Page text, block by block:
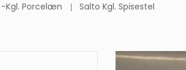
-Kgl. Porcelæn Salto Kgl. Spisestel